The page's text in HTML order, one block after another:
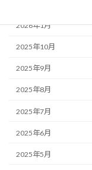
2026年1月
2025年10月
2025年9月
2025年8月
2025年7月
2025年6月
2025年5月